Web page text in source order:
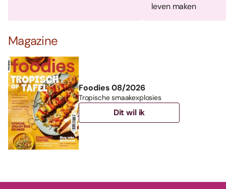
leven maken
Magazine
Foodies 08/2026
Tropische smaakexplosies
Dit wil ik